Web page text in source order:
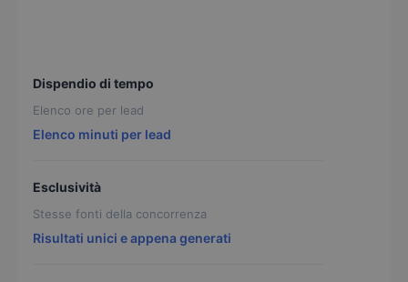
Dispendio di tempo
Elenco ore per lead
Elenco minuti per lead
Esclusività
Stesse fonti della concorrenza
Risultati unici e appena generati